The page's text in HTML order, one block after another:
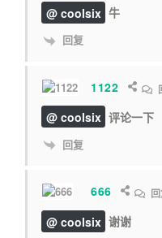
@ coolsix 牛
回复
1122
@ coolsix 评论一下
回复
666
@ coolsix 谢谢